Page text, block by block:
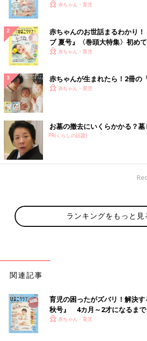
いっぱい！
赤ちゃん・育児
赤ちゃんのお世話まるわかり
ブ 夏号』〈巻頭大特集〉初め
く！ おっぱい・ミルクの基本
赤ちゃん・育児
赤ちゃんが生まれたら！2冊の
赤ちゃん・育児
お墓の撤去にいくらかかる？
PR(くらしの話題)
ランキングをもっと見
関連記事
育児の困ったがズバリ！解決
秋号』 4カ月～2才になるまで
いっぱい！
赤ちゃん・育児